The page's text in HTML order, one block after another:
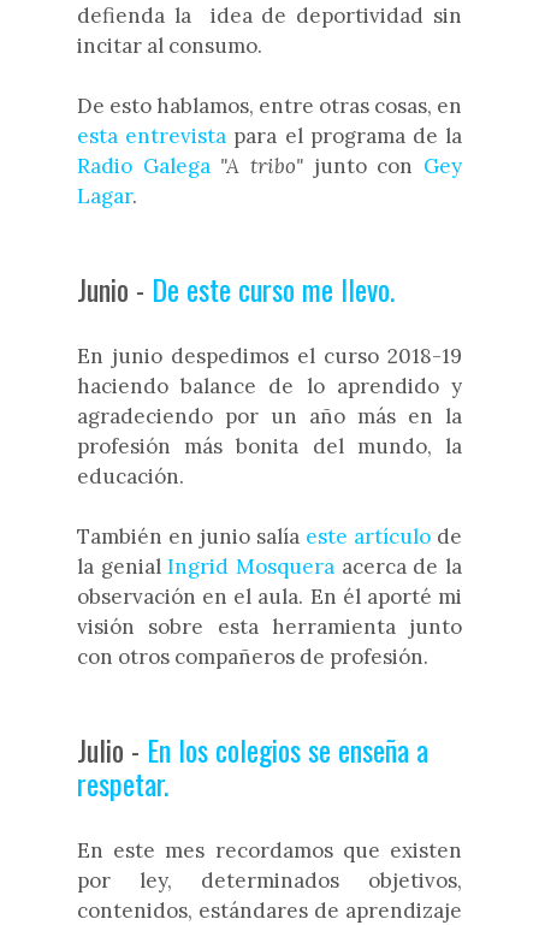
defienda la idea de deportividad sin
incitar al consumo.
De esto hablamos, entre otras cosas, en
esta entrevista para el programa de la
Radio Galega "A tribo" junto con Gey
Lagar.
Junio - De este curso me llevo.
En junio despedimos el curso 2018-19
haciendo balance de lo aprendido y
agradeciendo por un año más en la
profesión más bonita del mundo, la
educación.
También en junio salía este artículo de
la genialIngrid Mosquera acerca de la
observación en el aula. En él aporté mi
visión sobre esta herramienta junto
con otros compañeros de profesión.
Julio - En los colegios se enseña a
respetar.
En este mes recordamos que existen
por ley, determinados objetivos,
contenidos, estándares de aprendizaje